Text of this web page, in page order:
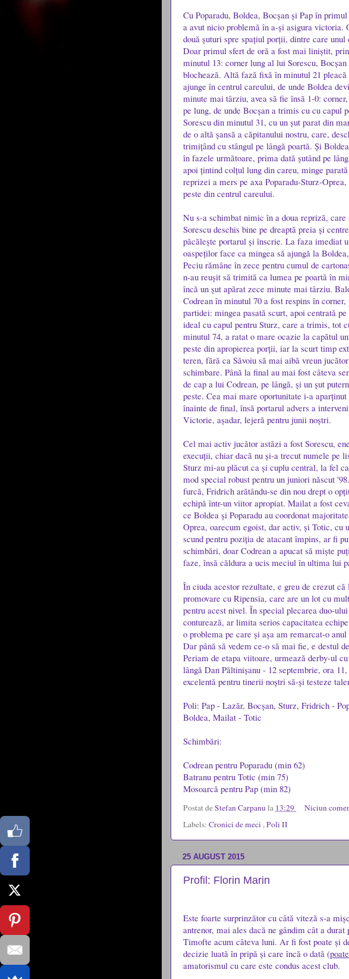
Cu Poparadu, Boldea, Bocșan și Pap în
a avut nicio problemă în a-și asigura victoria.
două șuturi spre spațiul porții, dintre care
Doar primul sfert de oră a fost mai liniștit,
minutul 13: corner lung al lui Sorescu,
blochează. Altă fază fixă în minutul 21
ajunge în centrul careului, de unde Boldea
minute mai târziu, avea să fie însă 1-0:
pe lung, de unde Bocșan a trimis cu cu capul
Sorescu din minutul 31, cu un șut parat din
de o altă șansă a căpitanului nostru, care,
trimițând cu stângul pe lângă poartă. Și
în fazele următoare, prima dată șutând pe
apoi țintind colțul lung din careu, minge
reprizei a mers pe axa Poparadu-Sturz-
peste din centrul careului.
Nu s-a schimbat nimic în a doua repriză,
Sorescu deschis bine pe dreaptă preia și
păcălește portarul și înscrie. La faza imediat
oaspeților face ca mingea să ajungă la
Peciu rămâne în zece pentru cumul de
n-au reușit să trimită ca lumea pe poartă în
încă un șut apărat zece minute mai târziu.
Codrean în minutul 70 a fost respins în
partidei: mingea pasată scurt, apoi centrată
ideal cu capul pentru Sturz, care a trimis, tot
minutul 74, a ratat o mare ocazie la capătul
peste din apropierea porții, iar la scurt timp
teren, fără ca Săvoiu să mai aibă vreun
schimbare. Până la final au mai fost câteva
de cap a lui Codrean, pe lângă, și un șut
peste. Cea mai mare oportunitate i-a
înainte de final, însă portarul advers a
Victorie, așadar, lejeră pentru junii noștri.
Cel mai activ jucător astăzi a fost Sorescu,
execuții, chiar dacă nu și-a trecut numele pe
Sturz mi-au plăcut ca și cuplu central, la fel
mod special robust pentru un juniori născut
furcă, Fridrich arătându-se din nou drept o
echipă într-un viitor apropiat. Mailat a fost
ce Boldea și Poparadu au coordonat
Oprea, oarecum egoist, dar activ, și Totic, cu
scund pentru poziția de atacant împins, ar fi
schimbări, doar Codrean a apucat să miște
faze, însă căldura a ucis meciul în ultima lui
În ciuda acestor rezultate, e greu de crezut
promovare cu Ripensia, care are un lot cu
pentru acest nivel. În special plecarea duo-
conturează, ar limita serios capacitatea
o problema pe care și așa am remarcat-o
Dar până să vedem ce-o să mai fie, e destul
Periam de etapa viitoare, urmează derby-ul
lângă Dan Păltinișanu - 12 septembrie, ora
excelentă pentru tinerii noștri să-și testeze
Poli: Pap - Lazăr, Bocșan, Sturz, Fridrich -
Boldea, Mailat - Totic
Schimbări:
Codrean pentru Poparadu (min 62)
Batranu pentru Totic (min 75)
Mosoarcă pentru Pap (min 82)
Postat deStefan Carpanu la 13:29
Niciun
Labels: Cronici de meci ,Poli II
25 AUGUST 2015
Profil: Florin Marin
Este foarte surprinzător cu câtă viteză s-a
antrenor, mai ales dacă ne gândim cât a
Timofte acum câteva luni. Ar fi fost poate și
decizie luată în pripă și care încă o dată (poate
amatorismul cu care este condus acest club.